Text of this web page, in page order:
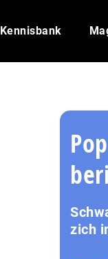
Kennisbank
zich